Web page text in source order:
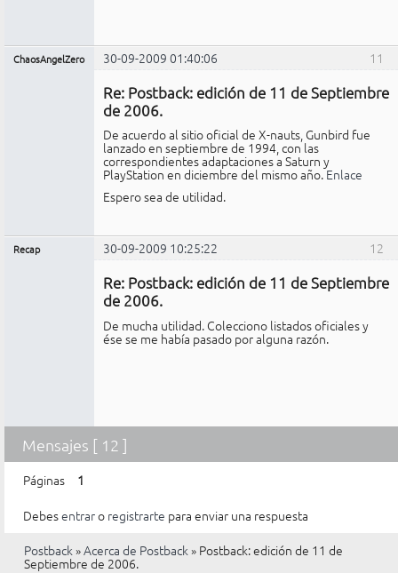
11
ChaosAngelZero 30-09-2009 01:40:06
Re: Postback: edición de 11 de Septiembre
de 2006.
De acuerdo al sitio oficial de X-nauts, Gunbird fue
lanzado en septiembre de 1994, con las
correspondientes adaptaciones a Saturn y
PlayStation en diciembre del mismo año.Enlace
Espero sea de utilidad.
12
Recap 30-09-2009 10:25:22
Re: Postback: edición de 11 de Septiembre
de 2006.
De mucha utilidad. Colecciono listados oficiales y
ése se me había pasado por alguna razón.
Mensajes [ 12 ]
Páginas
1
Debesentraro registrarte para enviar una respuesta
Postback»Acerca de Postback» Postback: edición de 11 de
Septiembre de 2006.